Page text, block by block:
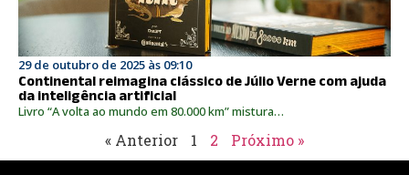
29 de outubro de 2025 às 09:10
Continental reimagina clássico de Júlio Verne com ajuda
da inteligência artificial
Livro “A volta ao mundo em 80.000 km” mistura…
« Anterior 1 2 Próximo »